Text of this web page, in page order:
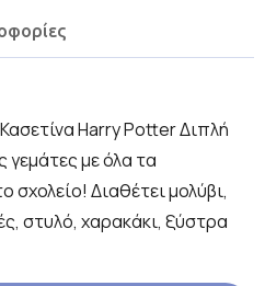
Harry Potter Διπλή
γεμάτες με όλα τα
σχολείο! Διαθέτει μολύβι,
στυλό, χαρακάκι, ξύστρα